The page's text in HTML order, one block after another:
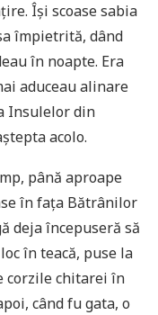
Își scoase sabia
împietrită, dând
în noapte. Era
aduceau alinare
Insulelor din
acolo.
până aproape
în fața Bătrânilor
deja începuseră să
în teacă, puse la
corzile chitarei în
când fu gata, o